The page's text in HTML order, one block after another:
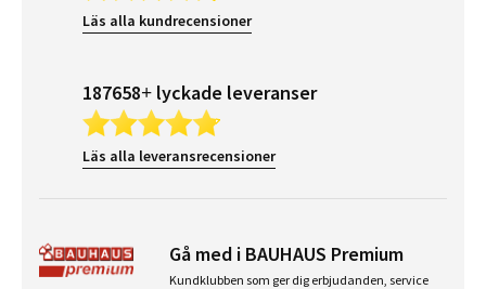
Läs alla kundrecensioner
187658+ lyckade leveranser
Läs alla leveransrecensioner
Gå med i BAUHAUS Premium
Kundklubben som ger dig erbjudanden, service